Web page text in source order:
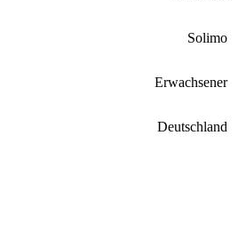
‎Solimo
‎Erwachsener
‎Deutschland